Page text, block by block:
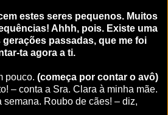
estes seres pequenos. Muitos
Ahhh, pois. Existe uma
gerações passadas, que me foi
ta agora a ti.
pouco. (começa por contar o avô)
– conta a Sra. Clara à minha mãe.
semana. Roubo de cães! – diz,